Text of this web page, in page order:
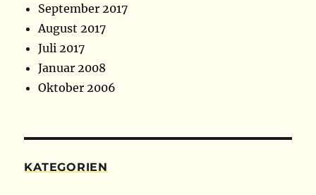
September 2017
August 2017
Juli 2017
Januar 2008
Oktober 2006
KATEGORIEN